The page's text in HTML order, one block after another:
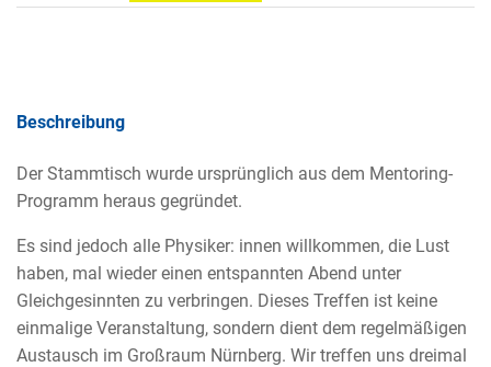
Beschreibung
Der Stammtisch wurde ursprünglich aus dem Mentoring-
Programm heraus gegründet.
Es sind jedoch alle Physiker: innen willkommen, die Lust
haben, mal wieder einen entspannten Abend unter
Gleichgesinnten zu verbringen. Dieses Treffen ist keine
einmalige Veranstaltung, sondern dient dem regelmäßigen
Austausch im Großraum Nürnberg. Wir treffen uns dreimal